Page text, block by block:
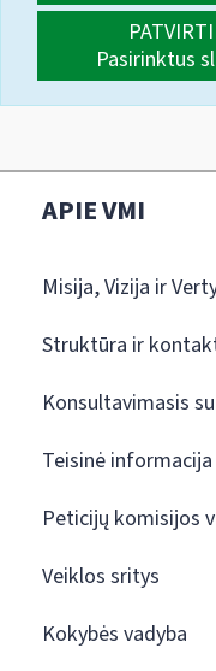
Pasirinktus
APIE VMI
Misija, Vizija ir
Struktūra ir
Konsultavimasis
Teisinė informacija
Peticijų komisijos
Veiklos sritys
Kokybės vadyba